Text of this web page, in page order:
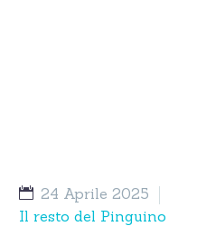
24 Aprile 2025
Il resto del Pinguino